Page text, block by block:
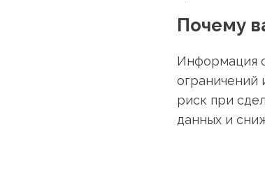
Почему
Информация
ограничений
риск при
данных и